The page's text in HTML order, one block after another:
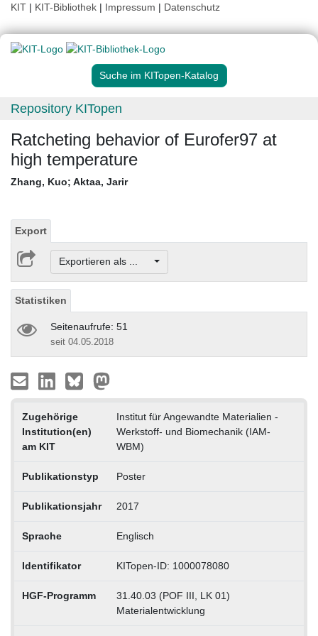
KIT | KIT-Bibliothek | Impressum | Datenschutz
Suche im KITopen-Katalog
Repository KITopen
Ratcheting behavior of Eurofer97 at
high temperature
Zhang, Kuo; Aktaa, Jarir
Export
Exportieren als ...
Statistiken
Seitenaufrufe: 51
seit 04.05.2018
Zugehörige
Institution(en)
am KIT
Institut für Angewandte Materialien -
Werkstoff- und Biomechanik (IAM-
WBM)
Publikationstyp Poster
Publikationsjahr 2017
Sprache Englisch
Identifikator KITopen-ID: 1000078080
HGF-Programm
31.40.03 (POF III, LK 01)
Materialentwicklung